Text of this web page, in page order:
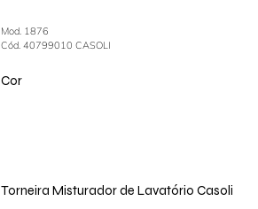
Mod. 1876
Cód. 40799010 CASOLI
Cor
Torneira Misturador de Lavatório Casoli